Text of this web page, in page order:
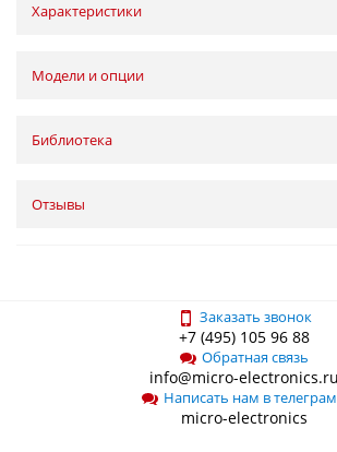
Характеристики
Модели и опции
Библиотека
Отзывы
Заказать звонок
+7 (495) 105 96 88
Обратная связь
info@micro-electronics.ru
Написать нам в
micro-electronics